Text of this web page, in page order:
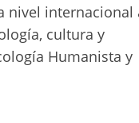
nivel internacional
cultura y
Humanista y